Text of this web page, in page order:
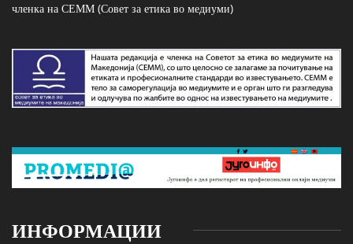
членка на СЕММ (Совет за етика во медиуми)
ИНФОРМАЦИИ